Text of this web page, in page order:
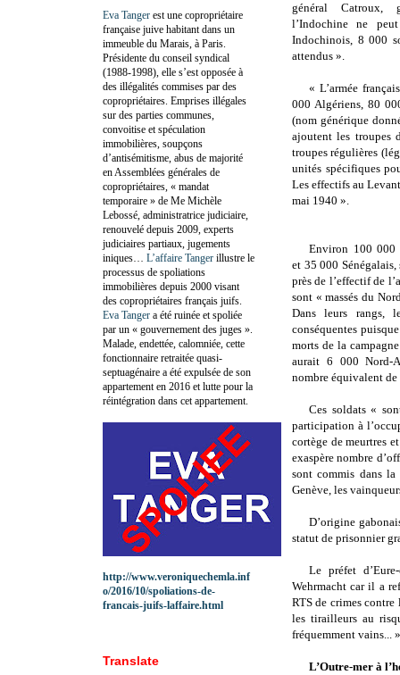
général Catroux,
l’Indochine ne
Indochinois, 8 000
attendus ».
« L’armée
000 Algériens, 80
(nom générique
ajoutent les troupes
troupes régulières
unités spécifiques
Les effectifs au
mai 1940 ».
Environ 100 000
et 35 000
près de l’effectif de
sont « massés du
Dans leurs rangs,
conséquentes
morts de la
aurait 6 000 Nord-
nombre équivalent de
Ces soldats «
participation à
cortège de meurtres
exaspère nombre
sont commis dans
Genève, les
D’origine
statut de prisonnier
Le préfet
Wehrmacht car il a
RTS de crimes
les tirailleurs au
fréquemment vains... »
L’Outre-mer à
Eva Tanger est une copropriétaire
française juive habitant dans un
immeuble du Marais, à Paris.
Présidente du conseil syndical
(1988-1998), elle s’est opposée à
des illégalités commises par des
copropriétaires. Emprises illégales
sur des parties communes,
convoitise et spéculation
immobilières, soupçons
d’antisémitisme, abus de majorité
en Assemblées générales de
copropriétaires, « mandat
temporaire » de Me Michèle
Lebossé, administratrice judiciaire,
renouvelé depuis 2009, experts
judiciaires partiaux, jugements
iniques… L’affaire Tanger illustre le
processus de spoliations
immobilières depuis 2000 visant
des copropriétaires français juifs.
Eva Tanger a été ruinée et spoliée
par un « gouvernement des juges ».
Malade, endettée, calomniée, cette
fonctionnaire retraitée quasi-
septuagénaire a été expulsée de son
appartement en 2016 et lutte pour la
réintégration dans cet appartement.
http://www.veroniquechemla.inf
o/2016/10/spoliations-de-
francais-juifs-laffaire.html
Translate